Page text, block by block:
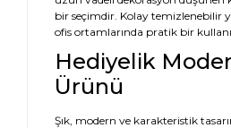
bir seçimdir. Kolay temizlenebilir
ofis ortamlarında pratik bir
Hediyelik
Ürünü
Şık, modern ve karakteristik